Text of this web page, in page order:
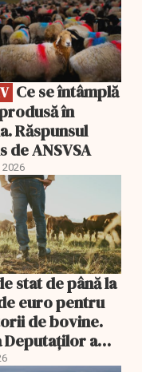
în
Răspunsul
de ANSVSA
2026
stat de până la
euro pentru
de bovine.
Deputaților a
schema